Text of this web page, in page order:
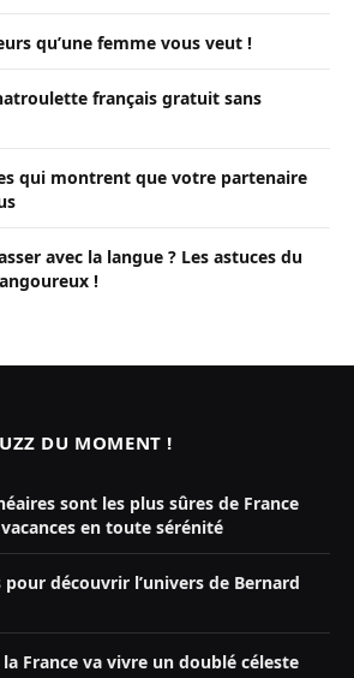
qu’une femme vous veut !
français gratuit sans
qui montrent que votre partenaire
avec la langue ? Les astuces du
!
DU MOMENT !
sont les plus sûres de France
en toute sérénité
pour découvrir l’univers de Bernard
la France va vivre un doublé céleste